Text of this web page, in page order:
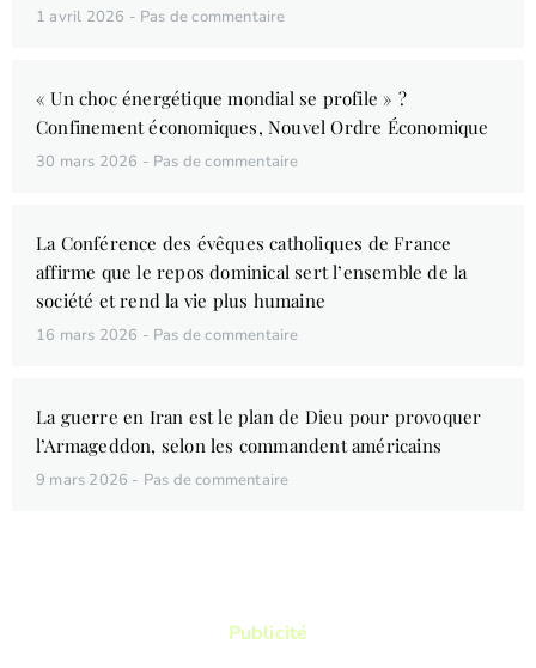
1 avril 2026 Pas de commentaire
« Un choc énergétique mondial se profile » ?
Confinement économiques, Nouvel Ordre Économique
30 mars 2026 Pas de commentaire
La Conférence des évêques catholiques de France
affirme que le repos dominical sert l’ensemble de la
société et rend la vie plus humaine
16 mars 2026 Pas de commentaire
La guerre en Iran est le plan de Dieu pour provoquer
l’Armageddon, selon les commandent américains
9 mars 2026 Pas de commentaire
Publicité